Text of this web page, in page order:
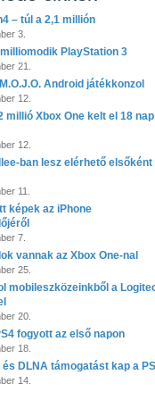
– túl a 2,1 millión
3.
PlayStation 3
21.
Android játékkonzol
12.
millió Xbox One kelt el 18 nap
12.
ban lesz elérhető elsőként
11.
képek az iPhone
7.
vannak az Xbox One-nal
25.
mobileszközeinkből a
20.
fogyott az első napon
18.
és DLNA támogatást kap a
14.